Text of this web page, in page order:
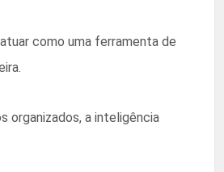
como uma ferramenta de
organizados, a inteligência